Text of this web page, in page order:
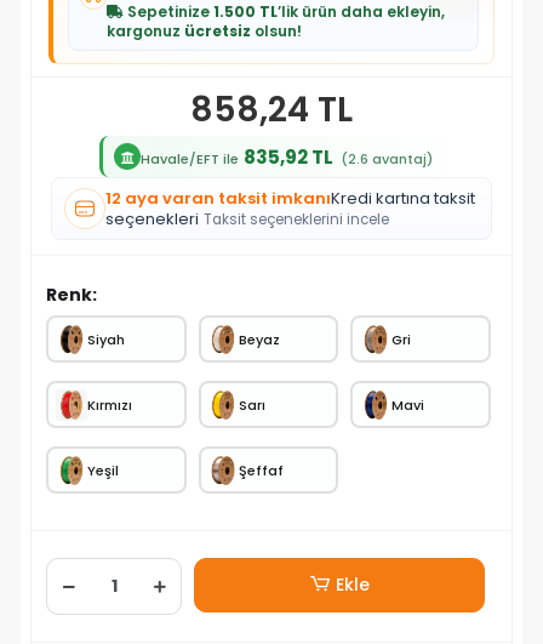
Sepetinize1.500 TL’lik ürün daha ekleyin,
kargonuz ücretsiz olsun!
858,24 TL
Havale/EFT ile 835,92 TL (2.6 avantaj)
12 aya varan taksit imkanıKredi kartına taksit
seçenekleri Taksit seçeneklerini incele
Renk:
Siyah Beyaz Gri
Kırmızı Sarı Mavi
Yeşil Şeffaf
Ekle